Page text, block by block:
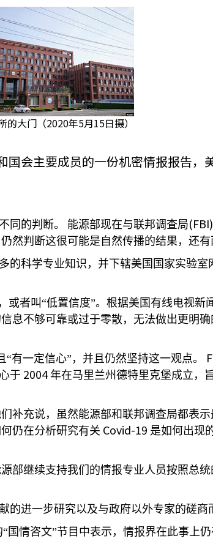
的大门（2020年5月15日摄）
会主要成员的一份机密情报报告，
同的判断。
能源部现在与联邦调查局(FBI)
然判断这很可能是自然传播的结果，还有
的科学专业知识，并下辖美国国家实验
者叫“低置信度”。根据美国有线电视新
息不够可靠或过于零散，无法做出更明
有一定信心”，并且仍然坚持这一观点。
于 2004年在马里兰州德特里克堡成立，
补充说，虽然能源部和联邦调查局都表
仍在分析研究有关 Covid-19 是如何出现的
源部继续支持我们的情报专业人员按照总
进一步研究以及与政府以外专家的磋商
“国情咨文”节目中表示，情报界在此事上